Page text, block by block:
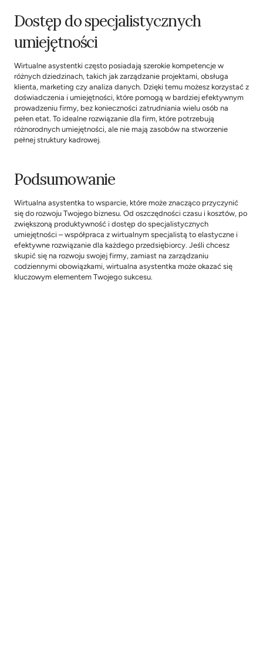
Dostęp do specjalistycznych
umiejętności
Wirtualne asystentki często posiadają szerokie kompetencje w
różnych dziedzinach, takich jak zarządzanie projektami, obsługa
klienta, marketing czy analiza danych. Dzięki temu możesz korzystać z
doświadczenia i umiejętności, które pomogą w bardziej efektywnym
prowadzeniu firmy, bez konieczności zatrudniania wielu osób na
pełen etat. To idealne rozwiązanie dla firm, które potrzebują
różnorodnych umiejętności, ale nie mają zasobów na stworzenie
pełnej struktury kadrowej.
Podsumowanie
Wirtualna asystentka to wsparcie, które może znacząco przyczynić
się do rozwoju Twojego biznesu. Od oszczędności czasu i kosztów, po
zwiększoną produktywność i dostęp do specjalistycznych
umiejętności – współpraca z wirtualnym specjalistą to elastyczne i
efektywne rozwiązanie dla każdego przedsiębiorcy. Jeśli chcesz
skupić się na rozwoju swojej firmy, zamiast na zarządzaniu
codziennymi obowiązkami, wirtualna asystentka może okazać się
kluczowym elementem Twojego sukcesu.